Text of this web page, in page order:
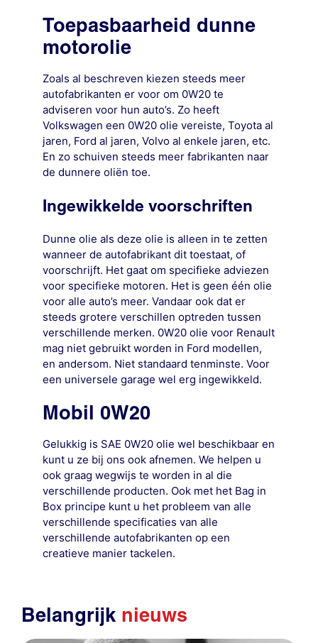
Toepasbaarheid dunne
motorolie
Zoals al beschreven kiezen steeds meer
autofabrikanten er voor om 0W20 te
adviseren voor hun auto’s. Zo heeft
Volkswagen een 0W20 olie vereiste, Toyota al
jaren, Ford al jaren, Volvo al enkele jaren, etc.
En zo schuiven steeds meer fabrikanten naar
de dunnere oliën toe.
Ingewikkelde voorschriften
Dunne olie als deze olie is alleen in te zetten
wanneer de autofabrikant dit toestaat, of
voorschrijft. Het gaat om specifieke adviezen
voor specifieke motoren. Het is geen één olie
voor alle auto’s meer. Vandaar ook dat er
steeds grotere verschillen optreden tussen
verschillende merken. 0W20 olie voor Renault
mag niet gebruikt worden in Ford modellen,
en andersom. Niet standaard tenminste. Voor
een universele garage wel erg ingewikkeld.
Mobil 0W20
Gelukkig is SAE 0W20 olie wel beschikbaar en
kunt u ze bij ons ook afnemen. We helpen u
ook graag wegwijs te worden in al die
verschillende producten. Ook met het Bag in
Box principe kunt u het probleem van alle
verschillende specificaties van alle
verschillende autofabrikanten op een
creatieve manier tackelen.
Belangrijk nieuws